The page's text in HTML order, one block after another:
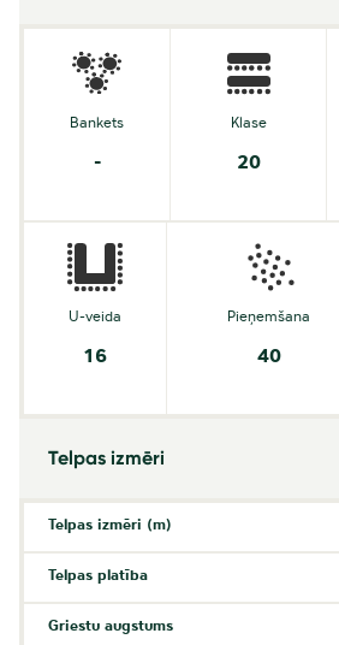
Bankets
-
Klase
20
U-veida
16
Pieņemšana
40
Telpas izmēri
Telpas izmēri (m)
Telpas platība
Griestu augstums